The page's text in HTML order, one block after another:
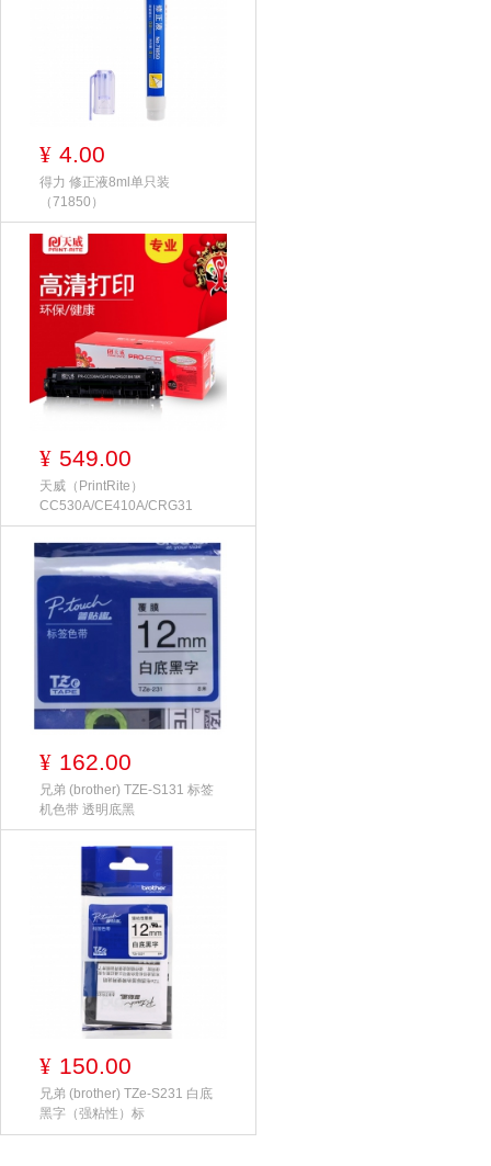
¥ 4.00
得力 修正液8ml单只装
（71850）
¥ 549.00
天威（PrintRite）
CC530A/CE410A/CRG31
¥ 162.00
兄弟 (brother) TZE-S131 标签
机色带 透明底黑
¥ 150.00
兄弟 (brother) TZe-S231 白底
黑字（强粘性）标